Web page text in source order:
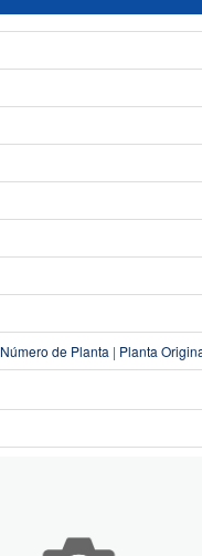
Número de Planta | Planta